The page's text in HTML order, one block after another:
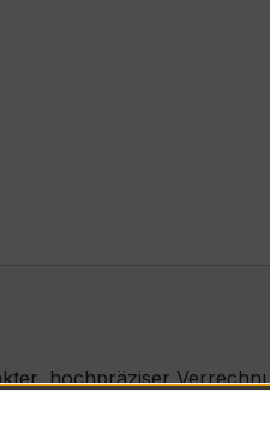
hochpräziser
Mess- und